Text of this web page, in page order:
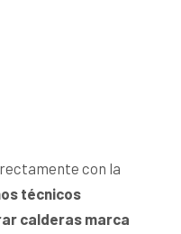
con la
técnicos
calderas marca